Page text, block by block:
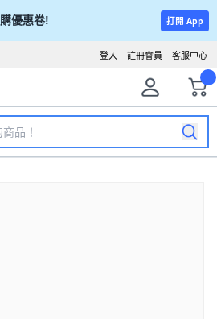
優惠卷! 打開 App
客服中心
註冊會員
登入